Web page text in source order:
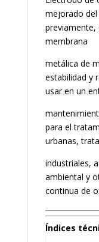
mejorado
previamente,
membrana
metálica de
estabilidad y
usar en un
para el
urbanas,
industriales,
ambiental y
continua de
Índices